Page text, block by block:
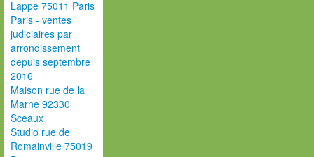
Lappe 75011 Paris
Paris - ventes
judiciaires par
arrondissement
depuis septembre
2016
Maison rue de la
Marne 92330
Sceaux
Studio rue de
Romainville 75019